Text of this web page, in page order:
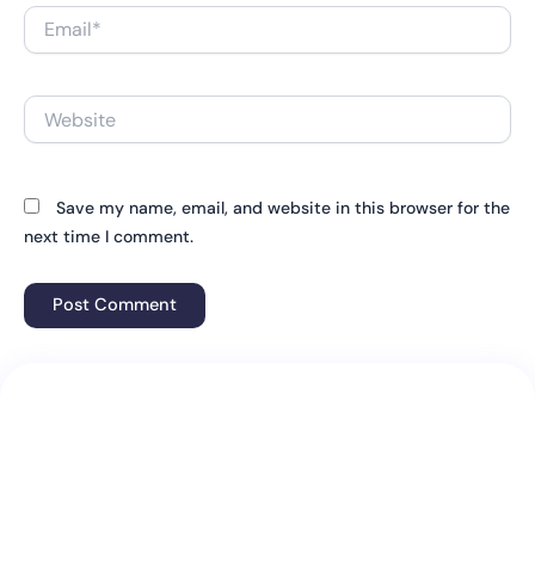
Email*
Website
Save my name, email, and website in this browser for the
next time I comment.